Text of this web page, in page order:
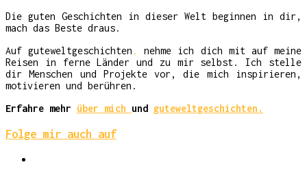
Die guten Geschichten in dieser Welt beginnen in dir,
mach das Beste draus.
Auf guteweltgeschichten .
nehme ich dich mit auf meine
Reisen in ferne Länder und zu mir selbst. Ich stelle
dir Menschen und Projekte vor, die mich inspirieren,
motivieren und berühren.
Erfahre mehr über mich und guteweltgeschichten.
Folge mir auch auf